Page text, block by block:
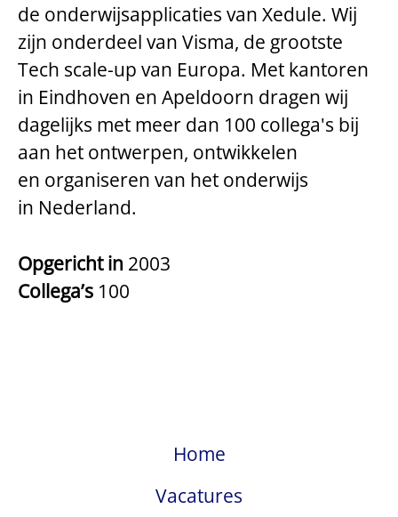
de onderwijsapplicaties van Xedule. Wij
zijn onderdeel van Visma, de grootste
Tech scale-up van Europa. Met kantoren
in Eindhoven en Apeldoorn dragen wij
dagelijks met meer dan 100 collega's bij
aan het ontwerpen, ontwikkelen
en organiseren van het onderwijs
in Nederland.
Opgericht in 2003
Collega’s 100
Home
Vacatures